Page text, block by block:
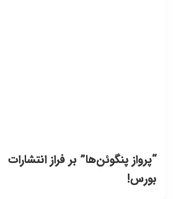
“پرواز پنگوئن‌ها” بر فراز انتشارات
بورس!